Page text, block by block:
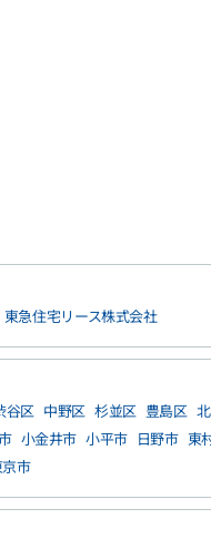
東急住宅リース株式会社
谷区 中野区 杉並区 豊島区
小金井市 小平市 日野市 東
市